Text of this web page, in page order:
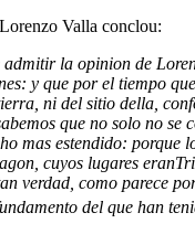
Valla conclou:
la opinion de
y que por el tiempo
ni del sitio della,
que no solo no
mas estendido: porque
cuyos lugares
verdad, como parece
del que han